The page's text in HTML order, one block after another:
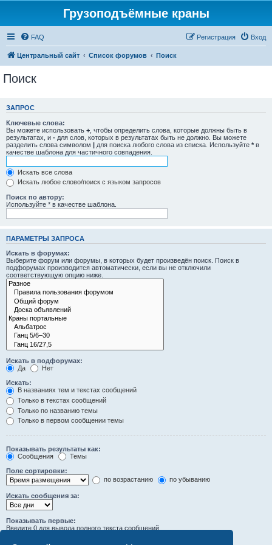
Грузоподъёмные краны
FAQ Вход
Регистрация
Центральный сайт Список форумов Поиск
Поиск
ЗАПРОС
Ключевые слова:
Вы можете использовать + , чтобы определить слова, которые должны быть в
результатах, и - для слов, которых в результатах быть не должно. Вы можете
разделить слова символом | для поиска любого слова из списка. Используйте * в
качестве шаблона для частичного совпадения.
Искать все слова
Искать любое слово/поиск с языком запросов
Поиск по автору:
Используйте * в качестве шаблона.
ПАРАМЕТРЫ ЗАПРОСА
Искать в форумах:
Выберите форум или форумы, в которых будет произведён поиск. Поиск в
подфорумах производится автоматически, если вы не отключили
соответствующую опцию ниже.
Искать в подфорумах:
Да
Нет
Искать:
В названиях тем и текстах сообщений
Только в текстах сообщений
Только по названию темы
Только в первом сообщении темы
Показывать результаты как:
Сообщения
Темы
Поле сортировки:
по возрастанию
по убыванию
Искать сообщения за:
Показывать первые:
Введите 0 для вывода полного текста сообщений.